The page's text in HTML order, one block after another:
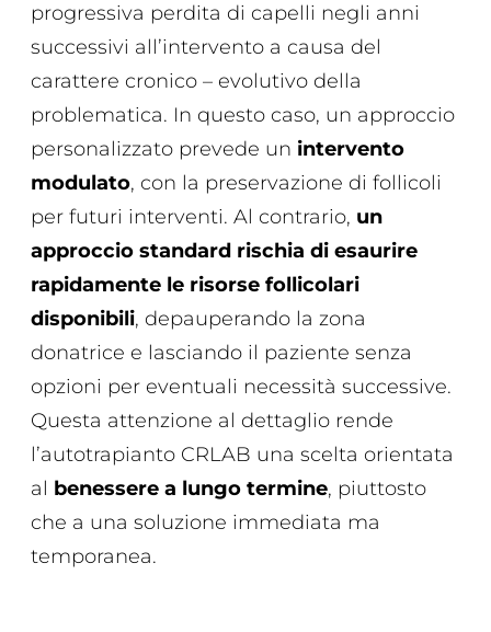
progressiva perdita di capelli negli anni
successivi all’intervento a causa del
carattere cronico – evolutivo della
problematica. In questo caso, un approccio
personalizzato prevede un intervento
modulato, con la preservazione di follicoli
per futuri interventi. Al contrario, un
approccio standard rischia di esaurire
rapidamente le risorse follicolari
disponibili, depauperando la zona
donatrice e lasciando il paziente senza
opzioni per eventuali necessità successive.
Questa attenzione al dettaglio rende
l’autotrapianto CRLAB una scelta orientata
al benessere a lungo termine, piuttosto
che a una soluzione immediata ma
temporanea.